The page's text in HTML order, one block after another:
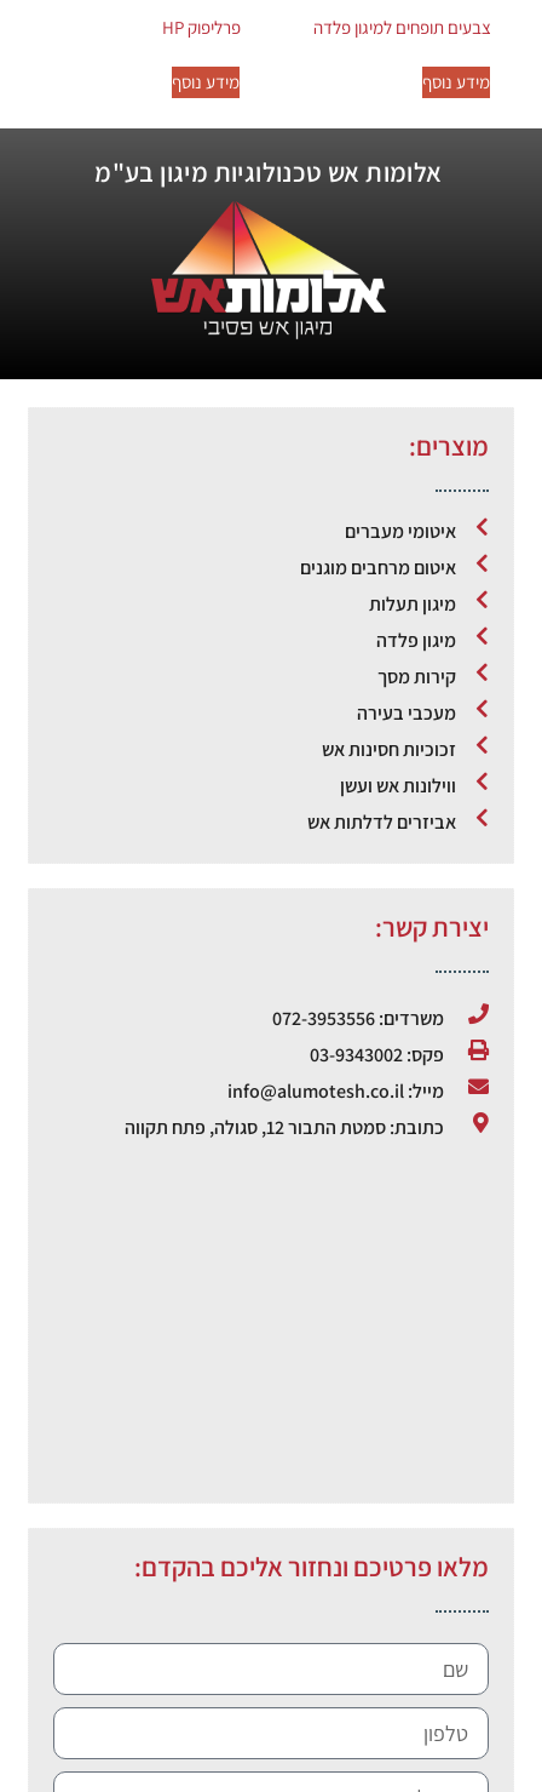
צבעים תופחים למיגון פלדה
מידע נוסף
פרליפוק HP
מידע נוסף
אלומות אש טכנולוגיות מיגון בע"מ
מוצרים:
איטומי מעברים
איטום מרחבים מוגנים
מיגון תעלות
מיגון פלדה
קירות מסך
מעכבי בעירה
זכוכיות חסינות אש
ווילונות אש ועשן
אביזרים לדלתות אש
יצירת קשר:
משרדים: 072-3953556
פקס: 03-9343002
מייל: info@alumotesh.co.il
כתובת: סמטת התבור 12, סגולה, פתח תקווה
מלאו פרטיכם ונחזור אליכם בהקדם: